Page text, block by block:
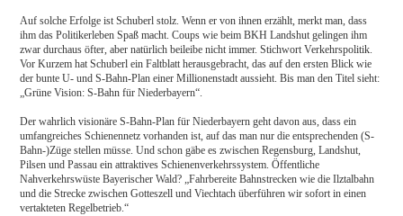
Auf solche Erfolge ist Schuberl stolz. Wenn er von ihnen erzählt, merkt man, dass
ihm das Politikerleben Spaß macht. Coups wie beim BKH Landshut gelingen ihm
zwar durchaus öfter, aber natürlich beileibe nicht immer. Stichwort Verkehrspolitik.
Vor Kurzem hat Schuberl ein Faltblatt herausgebracht, das auf den ersten Blick wie
der bunte U- und S-Bahn-Plan einer Millionenstadt aussieht. Bis man den Titel sieht:
„Grüne Vision: S-Bahn für Niederbayern“.
Der wahrlich visionäre S-Bahn-Plan für Niederbayern geht davon aus, dass ein
umfangreiches Schienennetz vorhanden ist, auf das man nur die entsprechenden (S-
Bahn-)Züge stellen müsse. Und schon gäbe es zwischen Regensburg, Landshut,
Pilsen und Passau ein attraktives Schienenverkehrssystem. Öffentliche
Nahverkehrswüste Bayerischer Wald? „Fahrbereite Bahnstrecken wie die Ilztalbahn
und die Strecke zwischen Gotteszell und Viechtach überführen wir sofort in einen
vertakteten Regelbetrieb.“